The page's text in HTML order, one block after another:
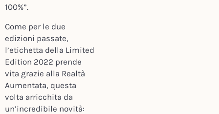
100%”.
Come per le due
edizioni passate,
l’etichetta della Limited
Edition 2022 prende
vita grazie alla Realtà
Aumentata, questa
volta arricchita da
un’incredibile novità: